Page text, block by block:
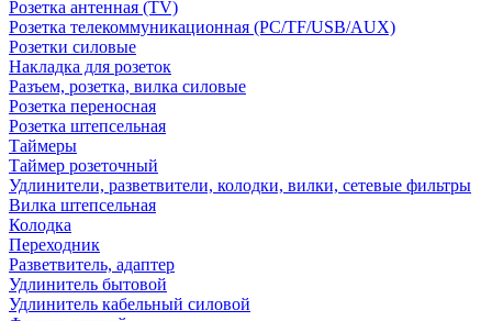
Розетка антенная (TV)
Розетка телекоммуникационная (PC/TF/USB/AUX)
Розетки силовые
Накладка для розеток
Разъем, розетка, вилка силовые
Розетка переносная
Розетка штепсельная
Таймеры
Таймер розеточный
Удлинители, разветвители, колодки, вилки, сетевые фильтры
Вилка штепсельная
Колодка
Переходник
Разветвитель, адаптер
Удлинитель бытовой
Удлинитель кабельный силовой